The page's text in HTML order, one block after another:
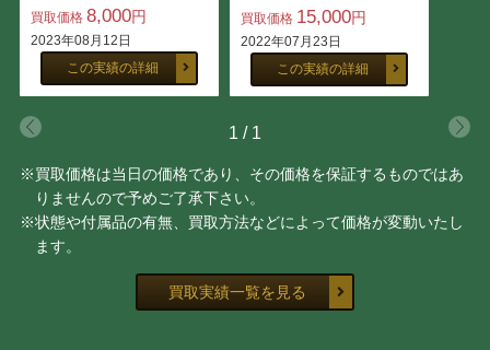
大澤 光民 大野 昭和斎
宇野 宗甕 三代 山田 常山
奥山 峰石
買取価格 8,000円
2023年08月12日
この実績の詳細
買取価格 15,000円
2022年07月23日
この実績の詳細
1 / 1
※買取価格は当日の価格であり、その価格を保証するものではあ
りませんので予めご了承下さい。
※状態や付属品の有無、買取方法などによって価格が変動いたし
ます。
買取実績一覧を見る